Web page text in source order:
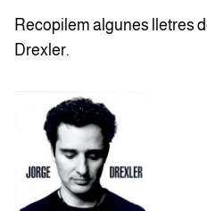
Recopilem algunes lletres
Drexler.